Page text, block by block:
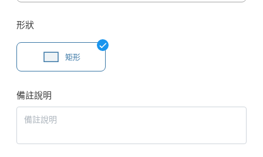
形狀
矩形
備註說明